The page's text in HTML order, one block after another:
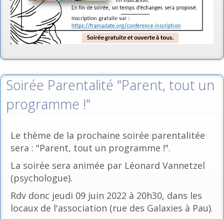
Soirée Parentalité "Parent, tout un
programme !"
Le thème de la prochaine soirée parentalitée
sera : "Parent, tout un programme !".
La soirée sera animée par Léonard Vannetzel
(psychologue).
Rdv donc jeudi 09 juin 2022 à 20h30, dans les
locaux de l'association (rue des Galaxies à Pau).